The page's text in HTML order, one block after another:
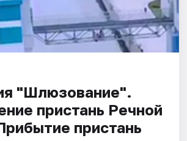
"Шлюзование".
пристань Речной
пристань